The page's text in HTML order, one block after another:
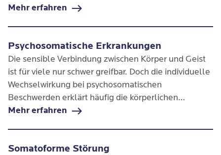
Psychosomatik ins Spiel: Sie betrachtet Schmerzen
Mehr erfahren
Psychosomatische Erkrankungen
Die sensible Verbindung zwischen Körper und Geist
ist für viele nur schwer greifbar. Doch die individuelle
Wechselwirkung bei psychosomatischen
Beschwerden erklärt häufig die körperlichen
Symptome. Zugrunde liegende psychische Leiden
Mehr erfahren
Somatoforme Störung